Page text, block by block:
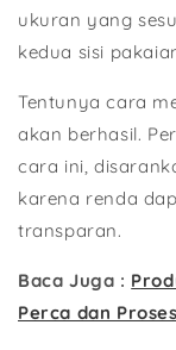
ukuran yang
kedua sisi
Tentunya cara
akan berhasil.
cara ini,
karena renda
transparan.
Baca Juga :
Perca dan